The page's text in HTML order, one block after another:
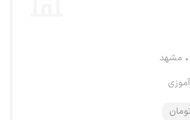
مشهد